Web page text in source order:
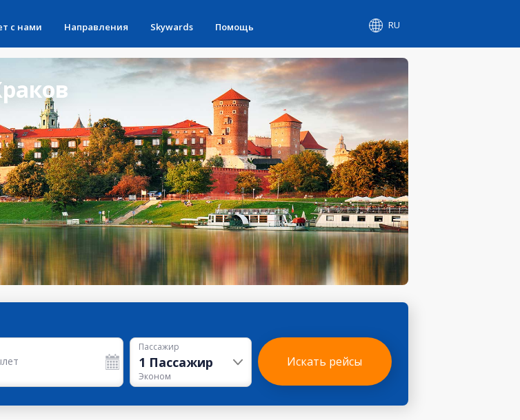
с нами Направления Skywards Помощь RU
Пассажир
1 Пассажир
Эконом
Искать рейсы